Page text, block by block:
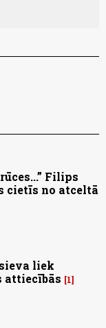
Filips
cietīs no atceltā
liek
attiecībās
1